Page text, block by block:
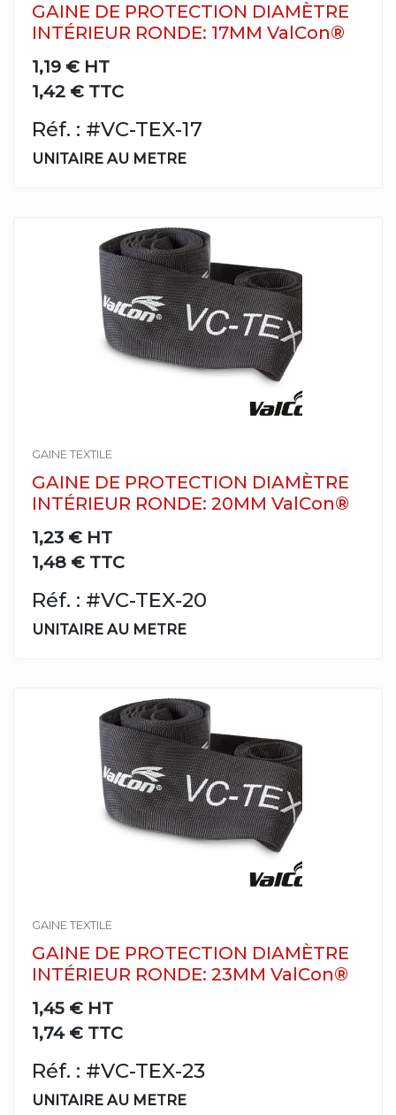
GAINE DE PROTECTION DIAMÈTRE
INTÉRIEUR RONDE: 17MM ValCon®
1,19 € HT
1,42 € TTC
Réf. : #VC-TEX-17
UNITAIRE AU METRE
GAINE TEXTILE
GAINE DE PROTECTION DIAMÈTRE
INTÉRIEUR RONDE: 20MM ValCon®
1,23 € HT
1,48 € TTC
Réf. : #VC-TEX-20
UNITAIRE AU METRE
GAINE TEXTILE
GAINE DE PROTECTION DIAMÈTRE
INTÉRIEUR RONDE: 23MM ValCon®
1,45 € HT
1,74 € TTC
Réf. : #VC-TEX-23
UNITAIRE AU METRE